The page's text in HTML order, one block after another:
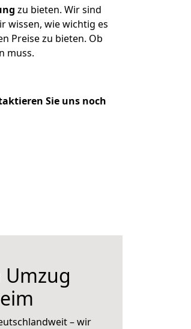
zu bieten. Wir sind
wissen, wie wichtig es
Preise zu bieten. Ob
muss.
Sie uns noch
– wir